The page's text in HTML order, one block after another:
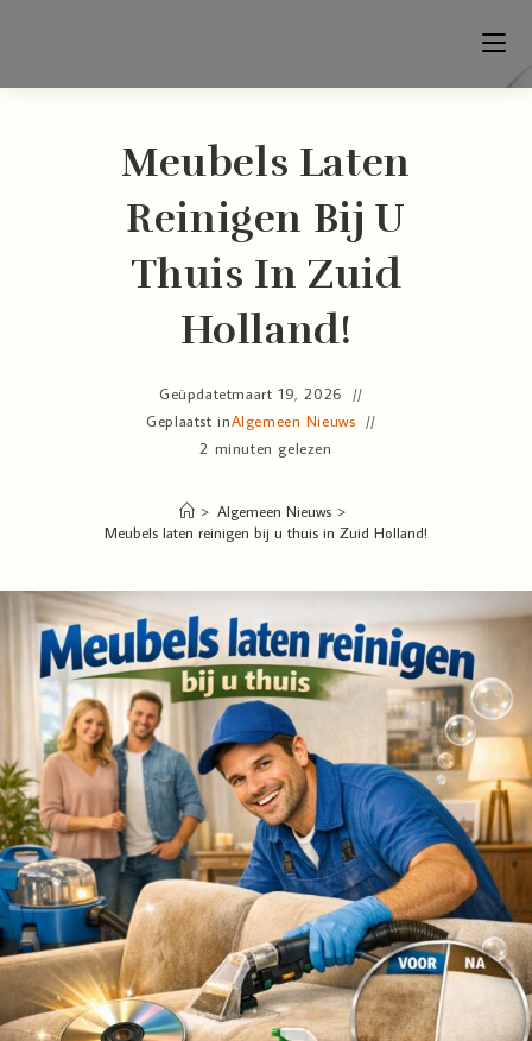
Meubels Laten
Reinigen Bij U
Thuis In Zuid
Holland!
Geüpdatetmaart 19, 2026
Geplaatst inAlgemeen Nieuws
2 minuten gelezen
> Algemeen Nieuws >
Meubels laten reinigen bij u thuis in Zuid Holland!